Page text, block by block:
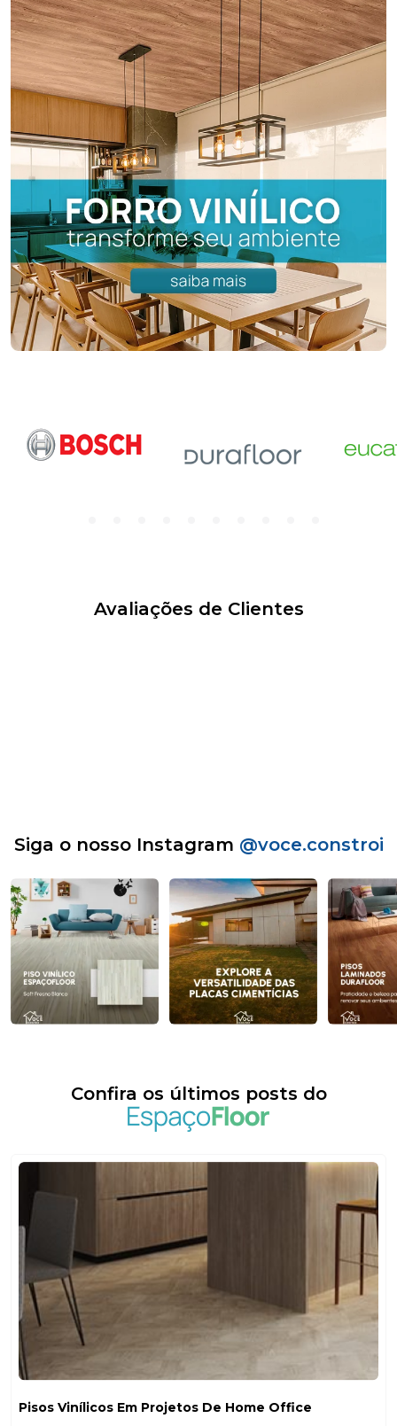
Avaliações de Clientes
Siga o nosso Instagram @voce.constroi
Confira os últimos posts do
Pisos Vinílicos Em Projetos De Home Office